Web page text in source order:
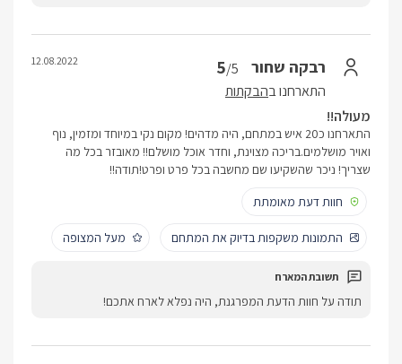
רבקה שחור 5/5
התארחנו בהבקתות
12.08.2022
מעולה!!
התארחנו כ20 איש במתחם, היה מדהים! מקום נקי במיוחד ומזמין, נוף
ואויר מושלמים.בריכה מצוינת, וחדר אוכל מושלם!! מאובזר בכל מה
שצריך! ניכר שהשקיעו שם מחשבה בכל פרט ופרט!תודה!!
חוות דעת מאומתת
התמונות משקפות בדיוק את המתחם מעל המצופה
תודה על חוות הדעת המפרגנת, היה נפלא לארח אתכם!